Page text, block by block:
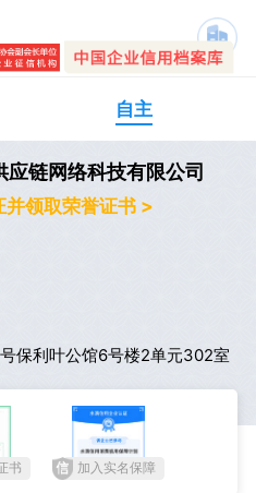
自主
应链网络科技有限公司
并领取荣誉证书 >
保利叶公馆6号楼2单元302室
书 加入实名保障